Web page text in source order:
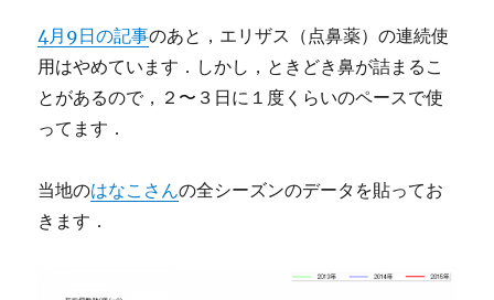
4月9日の記事のあと，エリザス（点鼻薬）の連続使
用はやめています．しかし，ときどき鼻が詰まるこ
とがあるので，２〜３日に１度くらいのペースで使
ってます．
当地のはなこさんの全シーズンのデータを貼ってお
きます．